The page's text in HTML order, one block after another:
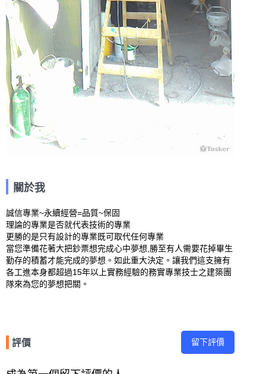
關於我
誠信專業~永續經營=品質~保固
理論的專業是否就代表技術的專業
更勝的是只有設計的專業既可取代任何專業
當您準備花著大把鈔票想完成心中夢想,勝至有人需要花掉畢生
勤存的積蓄才能完成的夢想。如此重大決定。讓我們這支擁有
各工進本身都超過15年以上實務經驗的務實專業技士之建築團
隊來為您的夢想把關。
評價 留下評價